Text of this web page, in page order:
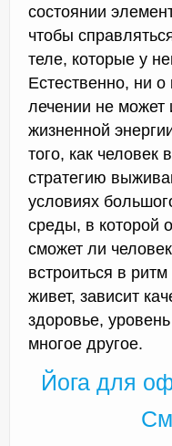
состоянии
чтобы
теле, которые у
Естественно, ни
лечении не может
жизненной
того, как человек
стратегию
условиях
среды, в которой
сможет ли
встроиться в
живет, зависит
здоровье,
многое другое.
Йога для